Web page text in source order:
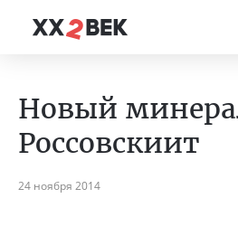
Новый
Россовскиит
24 ноября 2014